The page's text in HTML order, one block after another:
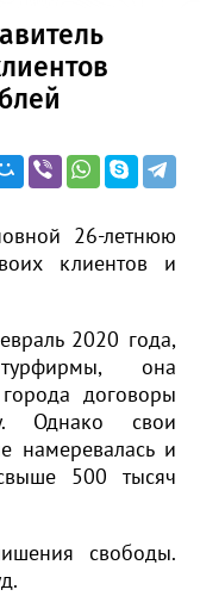
26-летнюю
клиентов и
2020 года,
она
договоры
Однако свои
намеревалась и
500 тысяч
свободы.